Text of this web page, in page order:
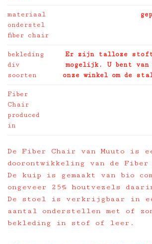
materiaal
onderstel
fiber chair
bekleding
div
soorten
Er zijn talloze
mogelijk. U bent van
onze winkel om de
Fiber
Chair
produced
in
De Fiber Chair van Muuto is
doorontwikkeling van de Fiber
De kuip is gemaakt van bio
ongeveer 25% houtvezels
De stoel is verkrijgbaar in
aantal onderstellen met of
bekleding in stof of leer.